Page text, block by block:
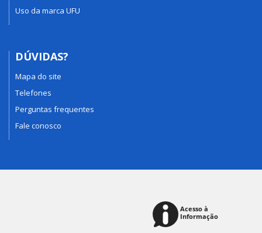
Uso da marca UFU
DÚVIDAS?
Mapa do site
Telefones
Perguntas frequentes
Fale conosco